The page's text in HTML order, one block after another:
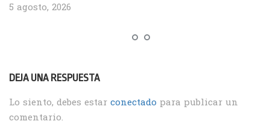
5 agosto, 2026
DEJA UNA RESPUESTA
Lo siento, debes estar conectado para publicar un
comentario.